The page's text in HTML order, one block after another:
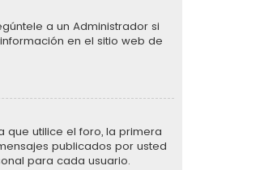
a un Administrador si
en el sitio web de
utilice el foro, la primera
publicados por usted
para cada usuario.